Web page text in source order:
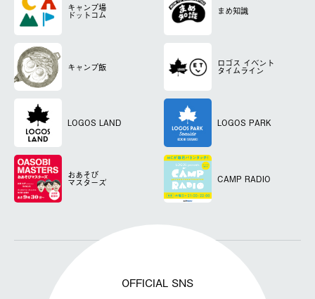
キャンプ場
ドットコム まめ知識
キャンプ飯 ロゴス イベント
タイムライン
LOGOS LAND LOGOS PARK
おあそび
マスターズ CAMP RADIO
OFFICIAL SNS